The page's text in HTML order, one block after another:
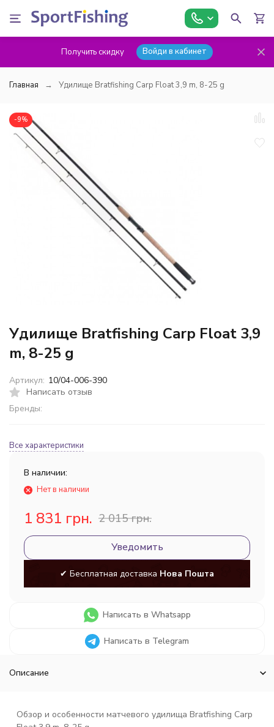
Получить скидку Войди в кабинет
Главная Удилище Bratfishing Carp Float 3,9 m, 8-25 g
-9%
Удилище Bratfishing Carp Float 3,9
m, 8-25 g
Написать отзыв
Бренды:
Артикул: 10/04-006-390
Все характеристики
В наличии:
Нет в наличии
1 831 грн. 2 015 грн.
Уведомить
✔ Бесплатная доставка Нова Пошта
Написать в Whatsapp
Написать в Telegram
Описание
Обзор и особенности матчевого удилища Bratfishing Carp